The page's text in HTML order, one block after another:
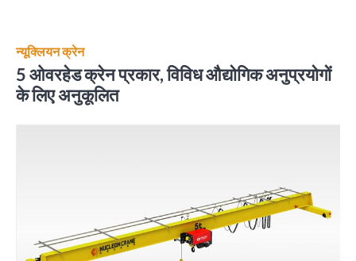
न्यूक्लियन क्रेन
5 ओवरहेड क्रेन प्रकार, विविध औद्योगिक अनुप्रयोगों
के लिए अनुकूलित